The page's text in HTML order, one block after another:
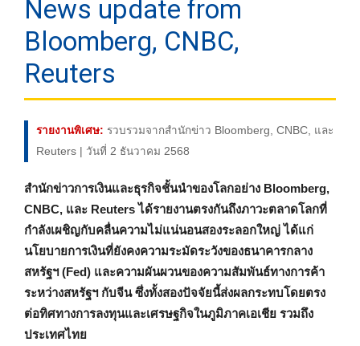
News update from
Bloomberg, CNBC,
Reuters
รายงานพิเศษ: รวบรวมจากสำนักข่าว Bloomberg, CNBC, และ
Reuters | วันที่ 2 ธันวาคม 2568
สำนักข่าวการเงินและธุรกิจชั้นนำของโลกอย่าง Bloomberg,
CNBC, และ Reuters ได้รายงานตรงกันถึงภาวะตลาดโลกที่
กำลังเผชิญกับคลื่นความไม่แน่นอนสองระลอกใหญ่ ได้แก่
นโยบายการเงินที่ยังคงความระมัดระวังของธนาคารกลาง
สหรัฐฯ (Fed) และความผันผวนของความสัมพันธ์ทางการค้า
ระหว่างสหรัฐฯ กับจีน ซึ่งทั้งสองปัจจัยนี้ส่งผลกระทบโดยตรง
ต่อทิศทางการลงทุนและเศรษฐกิจในภูมิภาคเอเชีย รวมถึง
ประเทศไทย